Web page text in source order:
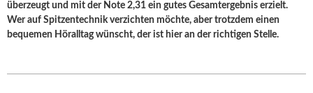
überzeugt und mit der Note 2,31 ein gutes Gesamtergebnis erzielt.
Wer auf Spitzentechnik verzichten möchte, aber trotzdem einen
bequemen Höralltag wünscht, der ist hier an der richtigen Stelle.